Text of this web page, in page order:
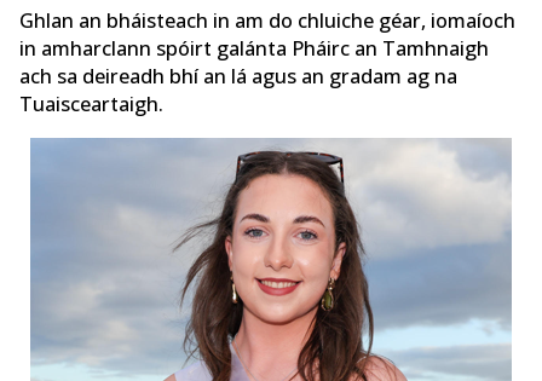
Ghlan an bháisteach in am do chluiche géar, iomaíoch
in amharclann spóirt galánta Pháirc an Tamhnaigh
ach sa deireadh bhí an lá agus an gradam ag na
Tuaisceartaigh.